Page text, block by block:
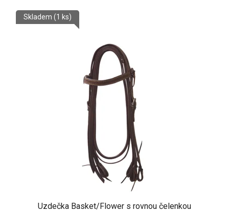
Uzdečka Basket/Flower s rovnou čelenkou
Skladem (1 ks)